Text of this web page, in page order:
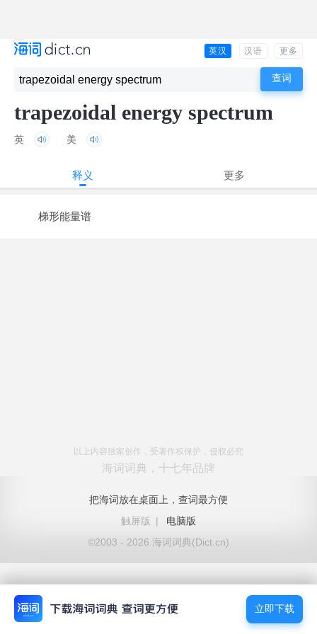
英汉 汉语 更多
trapezoidal energy spectrum
英 美
释义 更多
梯形能量谱
以上内容独家创作，受著作权保护，侵权必究
海词词典，十七年品牌
把海词放在桌面上，查词最方便
触屏版
|
电脑版
©2003 - 2026 海词词典(Dict.cn)
立即下载
立即下载